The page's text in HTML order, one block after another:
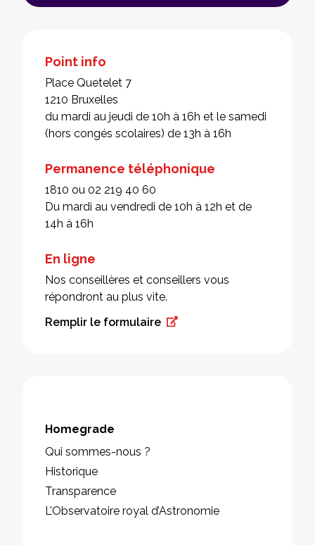
Point info
Place Quetelet 7
1210 Bruxelles
du mardi au jeudi de 10h à 16h et le samedi
(hors congés scolaires) de 13h à 16h
Permanence téléphonique
1810 ou 02 219 40 60
Du mardi au vendredi de 10h à 12h et de
14h à 16h
En ligne
Nos conseillères et conseillers vous
répondront au plus vite.
Remplir le formulaire
Homegrade
Qui sommes-nous ?
Historique
Transparence
L’Observatoire royal d’Astronomie